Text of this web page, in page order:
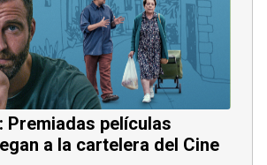
Premiadas películas
a la cartelera del Cine